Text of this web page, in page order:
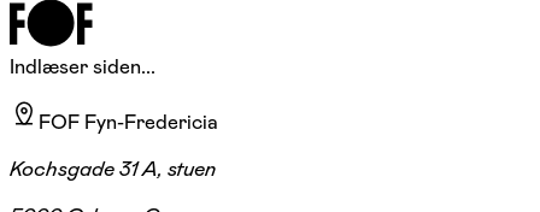
Indlæser siden...
FOF Fyn-Fredericia
Kochsgade 31 A, stuen